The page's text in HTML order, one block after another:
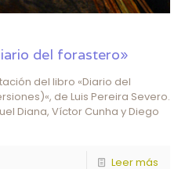
del forastero»
del libro «Diario del
de Luis Pereira Severo.
Diana, Víctor Cunha y Diego
Leer más